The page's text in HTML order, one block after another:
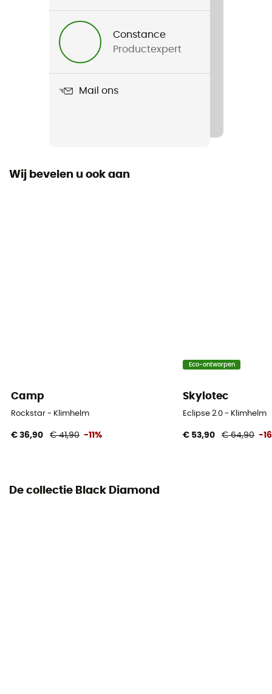
Vision Helmet Mips
Gebruikte Technologieën
Binnenschaal
Persoonlijke beschermingsuitrusting
Constance
Productexpert
Mail ons
Wij bevelen u ook aan
Camp
Rockstar - Klimhelm
€ 36,90 € 41,90 -11%
Eco-ontworpen
Skylotec
Eclipse 2.0 - Klimhelm
€ 53,90 € 64,90 -
De collectie Black Diamond